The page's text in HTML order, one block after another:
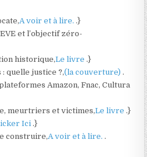
A voir et à lire..}
et l’objectif zéro-
historique,Le livre.}
quelle justice ?,(la couverture).
Amazon, Fnac, Cultura
meurtriers et victimes,Le livre.}
Ici.}
construire,A voir et à lire..